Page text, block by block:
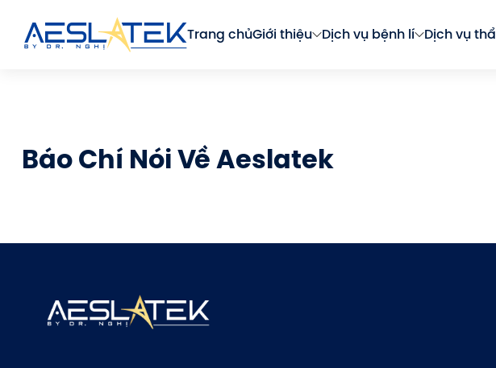
Trang chủGiới thiệu Dịch vụ bệnh lí Dịch vụ
Báo Chí Nói Về Aeslatek